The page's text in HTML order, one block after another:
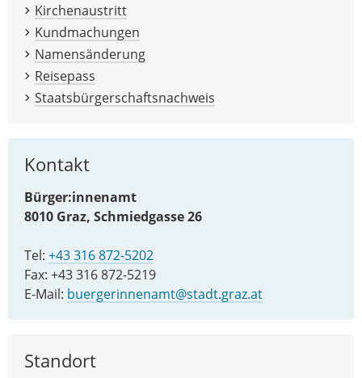
Kirchenaustritt
Kundmachungen
Namensänderung
Reisepass
Staatsbürgerschaftsnachweis
Kontakt
Bürger:innenamt
8010 Graz, Schmiedgasse 26
Tel: +43 316 872-5202
Fax: +43 316 872-5219
E-Mail: buergerinnenamt@stadt.graz.at
Standort